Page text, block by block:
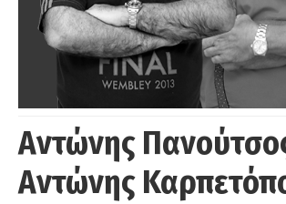
Αντώνης
Αντώνης